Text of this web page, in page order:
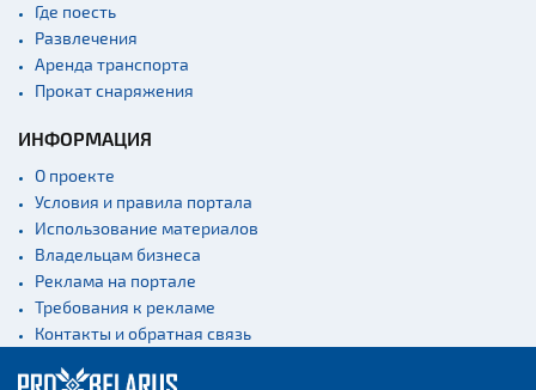
Где поесть
Развлечения
Аренда транспорта
Прокат снаряжения
ИНФОРМАЦИЯ
О проекте
Условия и правила портала
Использование материалов
Владельцам бизнеса
Реклама на портале
Требования к рекламе
Контакты и обратная связь